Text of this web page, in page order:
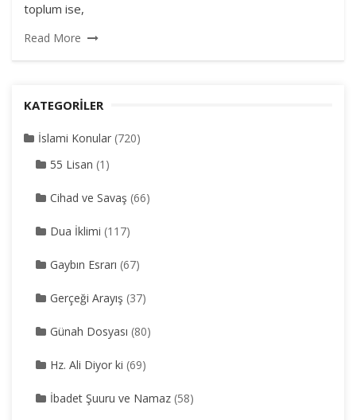
toplum ise,
Read More
KATEGORILER
İslami Konular (720)
55 Lisan (1)
Cihad ve Savaş (66)
Dua İklimi (117)
Gaybın Esrarı (67)
Gerçeği Arayış (37)
Günah Dosyası (80)
Hz. Ali Diyor ki (69)
İbadet Şuuru ve Namaz (58)